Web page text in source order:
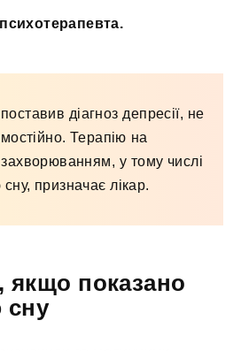
діагноз депресії, не
Терапію на
захворюванням, у тому числі
призначає лікар.
якщо показано
сну